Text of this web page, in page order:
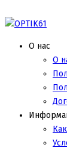
О нас
О